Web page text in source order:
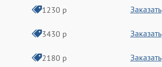
1230 р Заказать
3430 р Заказать
2180 р Заказать